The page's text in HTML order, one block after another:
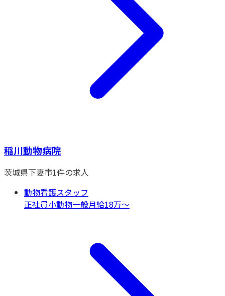
稲川動物病院
茨城県下妻市1件の求人
動物看護スタッフ
正社員小動物一般月給18万〜